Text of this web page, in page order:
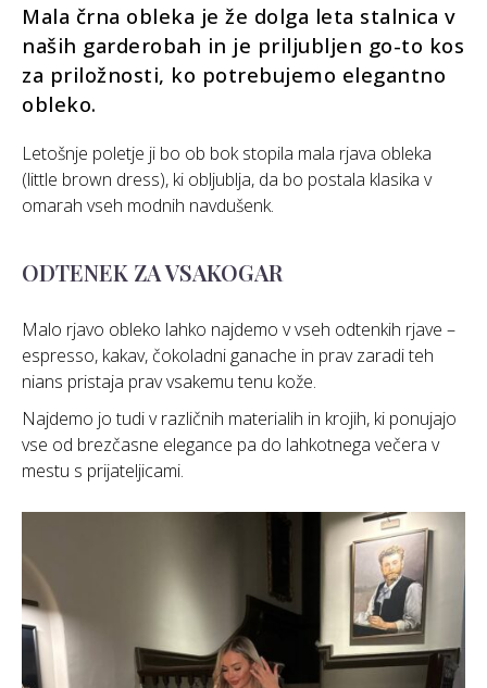
Mala črna obleka je že dolga leta stalnica v
naših garderobah in je priljubljen go-to kos
za priložnosti, ko potrebujemo elegantno
obleko.
Letošnje poletje ji bo ob bok stopila mala rjava obleka
(little brown dress), ki obljublja, da bo postala klasika v
omarah vseh modnih navdušenk.
ODTENEK ZA VSAKOGAR
Malo rjavo obleko lahko najdemo v vseh odtenkih rjave –
espresso, kakav, čokoladni ganache in prav zaradi teh
nians pristaja prav vsakemu tenu kože.
Najdemo jo tudi v različnih materialih in krojih, ki ponujajo
vse od brezčasne elegance pa do lahkotnega večera v
mestu s prijateljicami.